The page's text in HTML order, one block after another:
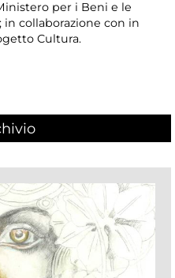
per i Beni e le
collaborazione con in
Cultura.